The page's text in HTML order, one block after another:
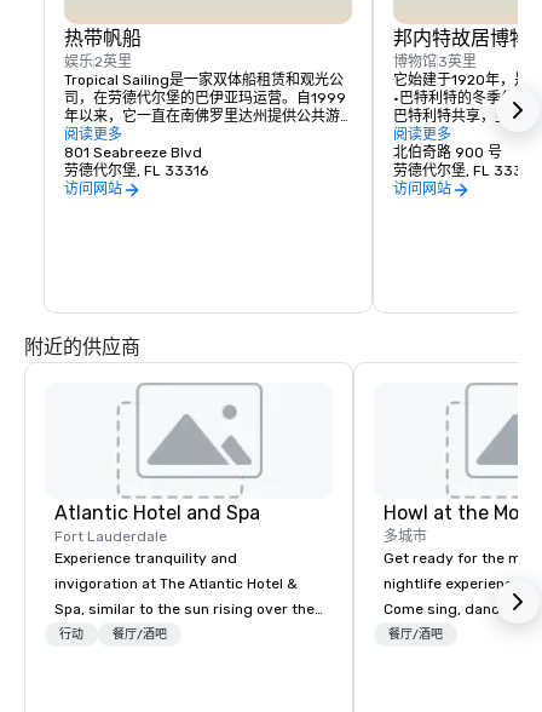
热带帆船
娱乐2英里
Tropical Sailing是一家双体船租赁和观光公
司，在劳德代尔堡的巴伊亚玛运营。自1999
年以来，它一直在南佛罗里达州提供公共游
轮和私人游艇租赁服务，每天都有班次，并
且在该地区的划船和旅游业中长期存在。
阅读更多
801 Seabreeze Blvd
劳德代尔堡, FL 33316
访问网站
邦内特故居博物
博物馆3英里
它始建于1920年，是
·巴特利特的冬季住所
巴特利特共享，至今
特的文化地标之一，
庄园的罕见例子。游
览或讲解员主导的体
阅读更多
北伯奇路 900 号
劳德代尔堡, FL 33304
访问网站
附近的供应商
Atlantic Hotel and Spa
Fort Lauderdale
Experience tranquility and
invigoration at The Atlantic Hotel &
Spa, similar to the sun rising over the
ocean. Here, concerns about
行动 餐厅/酒吧
Howl at the Moon
多城市
Get ready for the
nightlife experience
Come sing, dance
most versatile and
餐厅/酒吧